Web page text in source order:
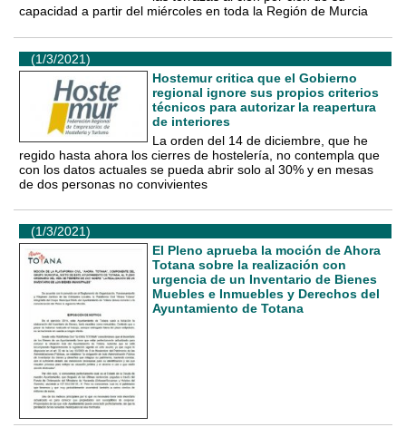
capacidad a partir del miércoles en toda la Región de Murcia
(1/3/2021)
Hostemur critica que el Gobierno
regional ignore sus propios criterios
técnicos para autorizar la reapertura
de interiores
La orden del 14 de diciembre, que he
regido hasta ahora los cierres de hostelería, no contempla que
con los datos actuales se pueda abrir solo al 30% y en mesas
de dos personas no convivientes
(1/3/2021)
El Pleno aprueba la moción de Ahora
Totana sobre la realización con
urgencia de un Inventario de Bienes
Muebles e Inmuebles y Derechos del
Ayuntamiento de Totana